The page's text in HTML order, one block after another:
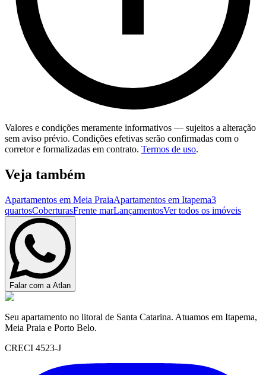
Valores e condições meramente informativos — sujeitos a alteração
sem aviso prévio. Condições efetivas serão confirmadas com o
corretor e formalizadas em contrato. Termos de uso.
Veja também
Apartamentos em Meia PraiaApartamentos em Itapema3
quartosCoberturasFrente marLançamentosVer todos os imóveis
Falar com a Atlan
Seu apartamento no litoral de Santa Catarina. Atuamos em Itapema,
Meia Praia e Porto Belo.
CRECI 4523-J